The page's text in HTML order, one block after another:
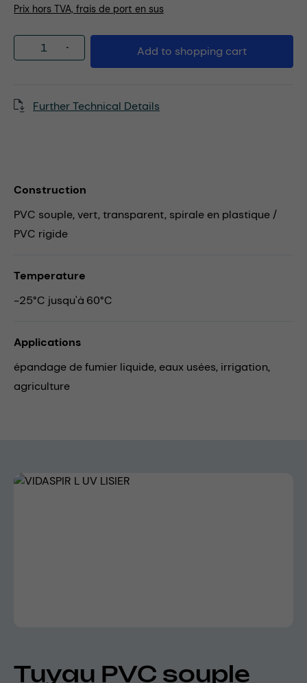
Prix hors TVA, frais de port en sus
Product Quantity: Enter the desired
Add to shopping cart
Further Technical Details
Construction
PVC souple, vert, transparent, spirale en plastique /
PVC rigide
Temperature
-25°C jusqu'à 60°C
Applications
épandage de fumier liquide, eaux usées, irrigation,
agriculture
Skip image gallery
Tuyau PVC souple